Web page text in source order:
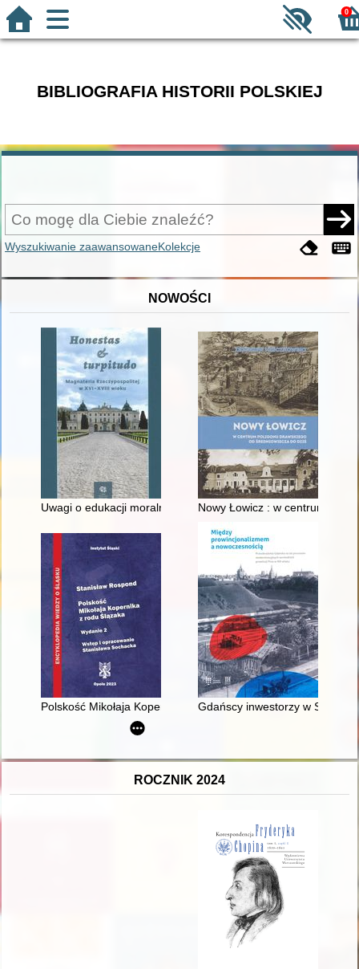
0
BIBLIOGRAFIA HISTORII POLSKIEJ
Wyszukiwanie zaawansowaneKolekcje
NOWOŚCI
Uwagi o edukacji moralnej synów szlacheckich w XVI-
Nowy Łowicz : w centrum
Polskość Mikołaja Kopernika z rodu Ślązaka
Gdańscy inwestorzy w
ROCZNIK 2024